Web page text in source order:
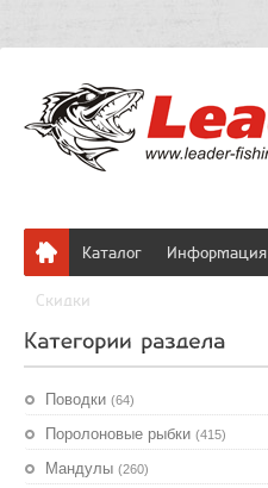
Каталог Информация
Скидки
Поводки (64)
Поролоновые рыбки (415)
Мандулы (260)